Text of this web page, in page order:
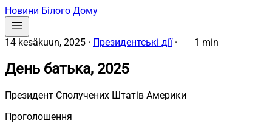
Новини Білого Дому
14 kesäkuun, 2025 · Президентські дії · 1 min
День батька, 2025
Президент Сполучених Штатів Америки
Проголошення